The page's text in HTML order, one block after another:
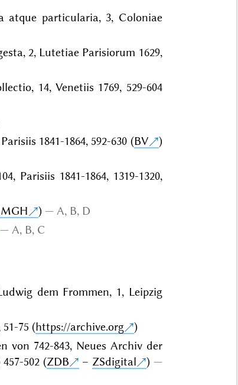
atque particularia, 3, Coloniae
2, Lutetiae Parisiorum 1629,
14, Venetiis 1769, 529-604
1841-1864, 592-630 (BV
)
Parisiis 1841-1864, 1319-1320,
)
A, B, D
A, B, C
dem Frommen, 1, Leipzig
51-75 (https://archive.org
)
von 742-843, Neues Archiv der
502 (ZDB – ZSdigital
)